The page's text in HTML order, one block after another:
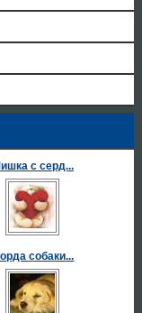
с серд...
собаки...